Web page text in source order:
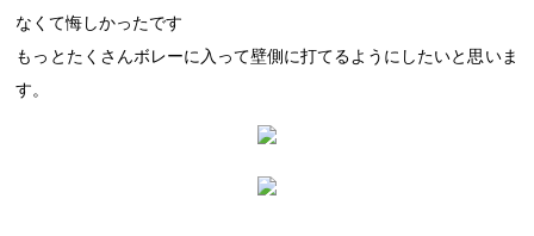
なくて悔しかったです
もっとたくさんボレーに入って壁側に打てるようにしたいと思いま
す。